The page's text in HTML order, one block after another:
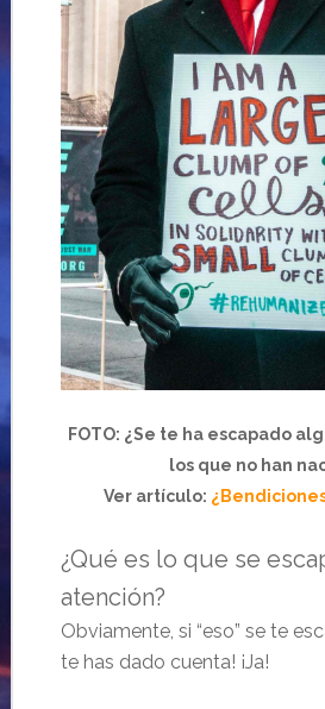
FOTO: ¿Se te ha escapado
los que no han
Ver artículo:
¿Qué es lo que se
atención?
Obviamente, si “eso” se te
te has dado cuenta! ¡Ja!